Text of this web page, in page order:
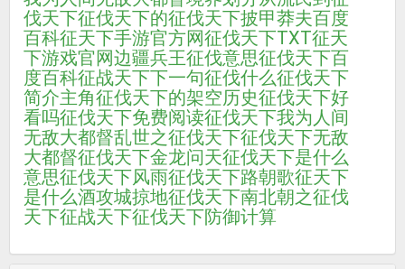
伐天下征伐天下的征伐天下披甲莽夫百度
百科征天下手游官方网征伐天下TXT征天
下游戏官网边疆兵王征伐意思征伐天下百
度百科征战天下下一句征伐什么征伐天下
简介主角征伐天下的架空历史征伐天下好
看吗征伐天下免费阅读征伐天下我为人间
无敌大都督乱世之征伐天下征伐天下无敌
大都督征伐天下金龙问天征伐天下是什么
意思征伐天下风雨征伐天下路朝歌征天下
是什么酒攻城掠地征伐天下南北朝之征伐
天下征战天下征伐天下防御计算